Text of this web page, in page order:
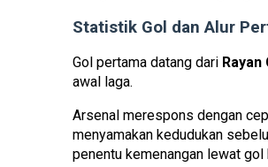
Statistik Gol dan Alur
Gol pertama datang dari Rayan
awal laga.
Arsenal merespons dengan
menyamakan kedudukan
penentu kemenangan lewat